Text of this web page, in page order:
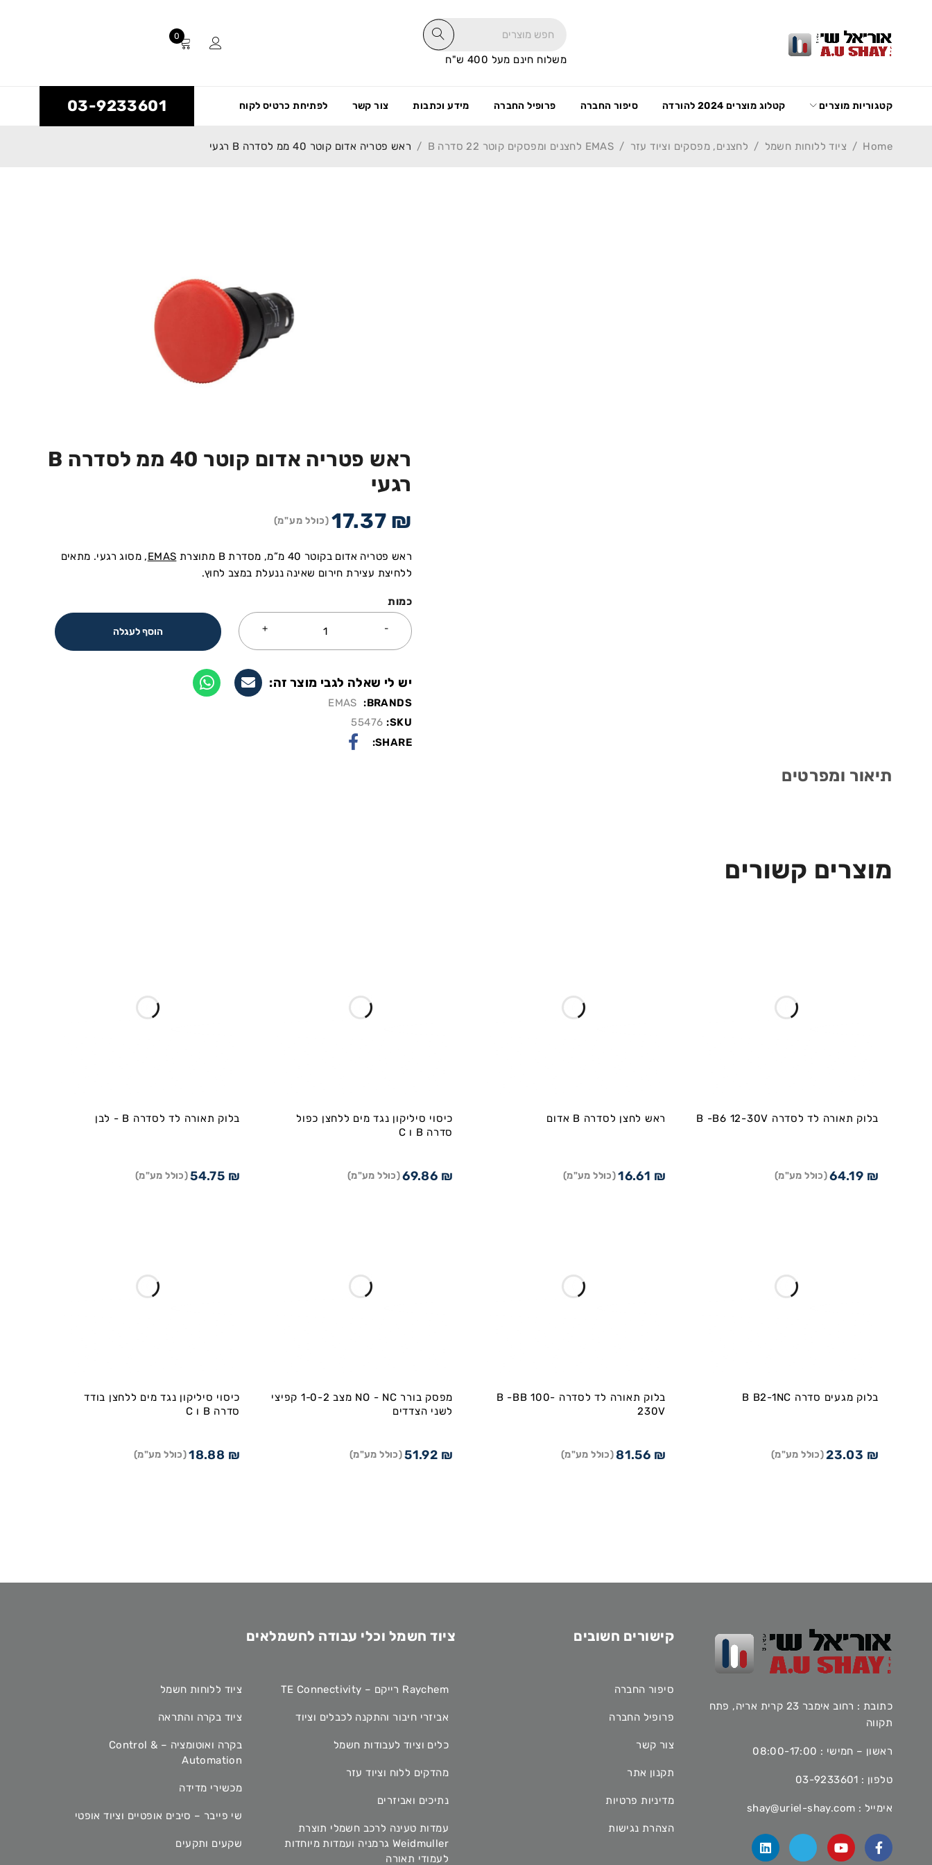
משלוח חינם מעל 400 ש"ח
0
קטגוריות מוצרים קטלוג מוצרים 2024 להורדה סיפור החברה פרופיל החברה מידע וכתבות צור קשר לפתיחת כרטיס לקוח 03-9233601
Home
/ ציוד ללוחות חשמל / לחצנים, מפסקים וציוד עזר / EMAS לחצנים ומפסקים קוטר 22 סדרה B / ראש פטריה אדום קוטר 40 ממ לסדרה B רגעי
ראש פטריה אדום קוטר 40 ממ לסדרה B
רגעי
17.37 ₪ (כולל מע"מ)
ראש פטריה אדום בקוטר 40 מ”מ, מסדרת B מתוצרת EMAS, מסוג רגעי. מתאים
ללחיצת עצירת חירום שאינה ננעלת במצב לחוץ.
כמות
הוסף לעגלה
יש לי שאלה לגבי מוצר זה:
BRANDS:
EMAS
SKU:
55476
SHARE:
תיאור ומפרטים
מוצרים קשורים
בלוק תאורה לד לסדרה B -B6 12-30V
64.19 ₪ (כולל מע"מ)
ראש לחצן לסדרה B אדום
16.61 ₪ (כולל מע"מ)
כיסוי סיליקון נגד מים ללחצן כפול
סדרה B ו C
69.86 ₪ (כולל מע"מ)
בלוק תאורה לד לסדרה B - לבן
54.75 ₪ (כולל מע"מ)
בלוק מגעים סדרה B B2-1NC
23.03 ₪ (כולל מע"מ)
בלוק תאורה לד לסדרה B -BB 100-
230V
81.56 ₪ (כולל מע"מ)
מפסק בורר NO - NC מצב 1-0-2 קפיצי
לשני הצדדים
51.92 ₪ (כולל מע"מ)
כיסוי סיליקון נגד מים ללחצן בודד
סדרה B ו C
18.88 ₪ (כולל מע"מ)
כתובת : רחוב אימבר 23 קרית אריה, פתח
תקווה
ראשון – חמישי : 08:00-17:00
טלפון : 03-9233601
אימייל : shay@uriel-shay.com
קישורים חשובים
סיפור החברה
פרופיל החברה
צור קשר
תקנון אתר
מדיניות פרטיות
הצהרת נגישות
ציוד חשמל וכלי עבודה לחשמלאים
Raychem רייקם – TE Connectivity
אביזרי חיבור והתקנה לכבלים וציוד
כלים וציוד לעבודות חשמל
מהדקים ללוח וציוד עזר
נתיכים ואביזרים
עמדות טעינה לרכב חשמלי תוצרת
Weidmuller גרמניה ועמדות מיוחדות
לעמודי תאורה
ציוד ללוחות חשמל
ציוד בקרה והתראה
בקרה ואוטומציה – Control &
Automation
מכשירי מדידה
שי פייבר – סיבים אופטיים וציוד אופטי
שקעים ותקעים